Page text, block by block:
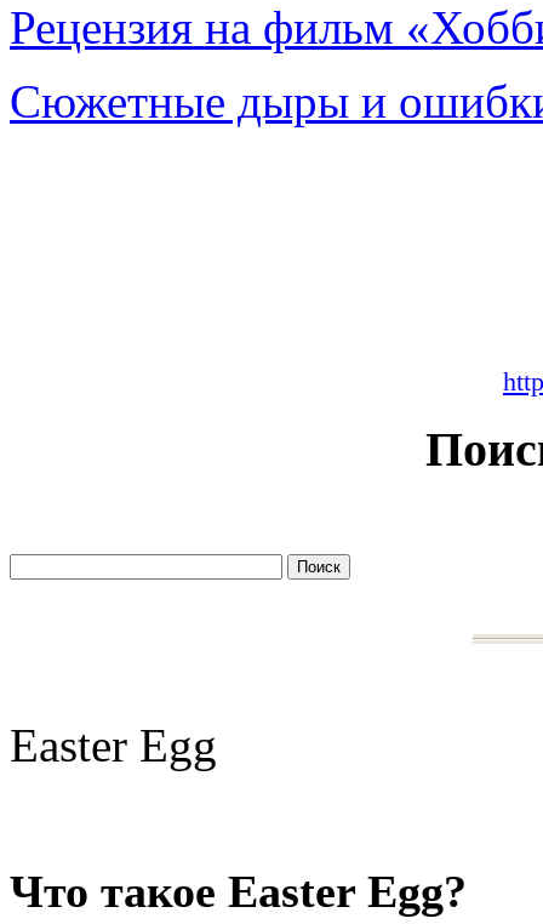
Рецензия на фильм
Сюжетные дыры и
Easter Egg
Что такое Easter Egg?